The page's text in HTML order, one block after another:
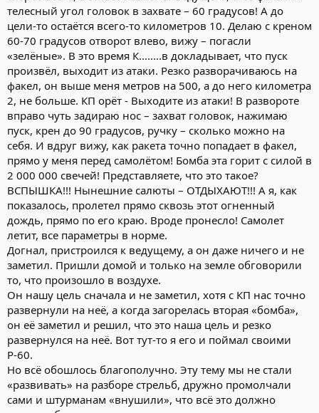
телесный угол головок в захвате – 60 градусов! А до
цели-то остаётся всего-то километров 10. Делаю с креном
60-70 градусов отворот влево, вижу – погасли
«зелёные». В это время К........в докладывает, что пуск
произвёл, выходит из атаки. Резко разворачиваюсь на
факел, он выше меня метров на 500, а до него километра
2, не больше. КП орёт - Выходите из атаки! В развороте
вправо чуть задираю нос – захват головок, нажимаю
пуск, крен до 90 градусов, ручку – сколько можно на
себя. И вдруг вижу, как ракета точно попадает в факел,
прямо у меня перед самолётом! Бомба эта горит с силой в
2 000 000 свечей! Представляете, что это такое?
ВСПЫШКА!!! Нынешние салюты – ОТДЫХАЮТ!!! А я, как
показалось, пролетел прямо сквозь этот огненный
дождь, прямо по его краю. Вроде пронесло! Самолет
летит, все параметры в норме.
Догнал, пристроился к ведущему, а он даже ничего и не
заметил. Пришли домой и только на земле обговорили
то, что произошло в воздухе.
Он нашу цель сначала и не заметил, хотя с КП нас точно
развернули на неё, а когда загорелась вторая «бомба»,
он её заметил и решил, что это наша цель и резко
развернулся на неё. Вот тут-то я его и поймал своими
Р-60.
Но всё обошлось благополучно. Эту тему мы не стали
«развивать» на разборе стрельб, дружно промолчали
сами и штурманам «внушили», что всё это должно